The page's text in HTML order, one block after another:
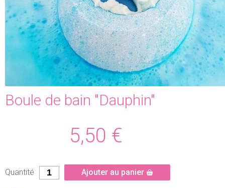
Boule de bain "Dauphin"
5,50 €
Quantité Ajouter au panier